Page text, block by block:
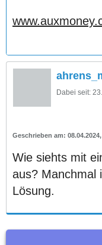
Dabei seit:
Wie siehts mit
aus? Manchmal
Lösung.